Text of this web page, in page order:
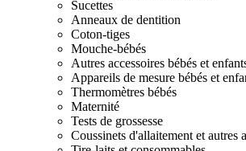
Sucettes
Anneaux de dentition
Coton-tiges
Mouche-bébés
Autres accessoires bébés et
Appareils de mesure bébés et
Thermomètres bébés
Maternité
Tests de grossesse
Coussinets d'allaitement et autres